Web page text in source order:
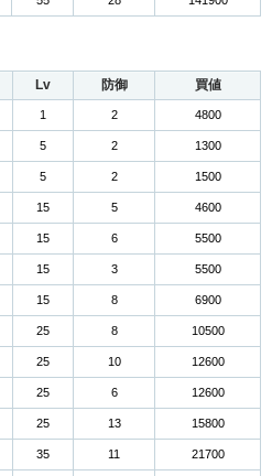
Lv 防御 買値
1 2 4800
5 2 1300
5 2 1500
15 5 4600
15 6 5500
15 3 5500
15 8 6900
25 8 10500
25 10 12600
25 6 12600
25 13 15800
35 11 21700